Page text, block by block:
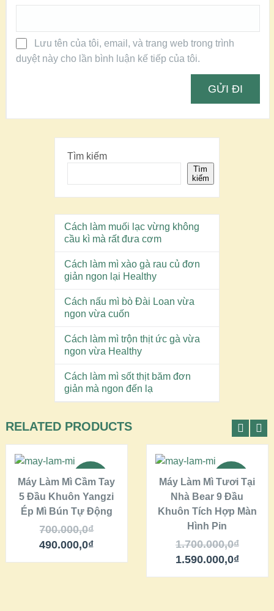
Lưu tên của tôi, email, và trang web trong trình
duyệt này cho lần bình luận kế tiếp của tôi.
Tìm kiếm
Tìm
kiếm
Cách làm muối lạc vừng không
cầu kì mà rất đưa cơm
Cách làm mì xào gà rau củ đơn
giản ngon lại Healthy
Cách nấu mì bò Đài Loan vừa
ngon vừa cuốn
Cách làm mì trộn thịt ức gà vừa
ngon vừa Healthy
Cách làm mì sốt thịt băm đơn
giản mà ngon đến lạ
RELATED PRODUCTS
SALE!
QUICK LOOK
VIEW DETAILS
THÊM VÀO GIỎ
HÀNG
Máy Làm Mì Cầm Tay
5 Đầu Khuôn Yangzi
Ép Mì Bún Tự Động
700.000,0₫
490.000,0₫
SALE!
QUICK LOOK
VIEW DETAILS
THÊM VÀO GIỎ
HÀNG
Máy Làm Mì Tươi Tại
Nhà Bear 9 Đầu
Khuôn Tích Hợp Màn
Hình Pin
1.700.000,0₫
1.590.000,0₫